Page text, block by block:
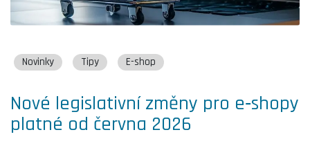
Novinky Tipy E-shop
Nové legislativní změny pro e‑shopy
platné od června 2026